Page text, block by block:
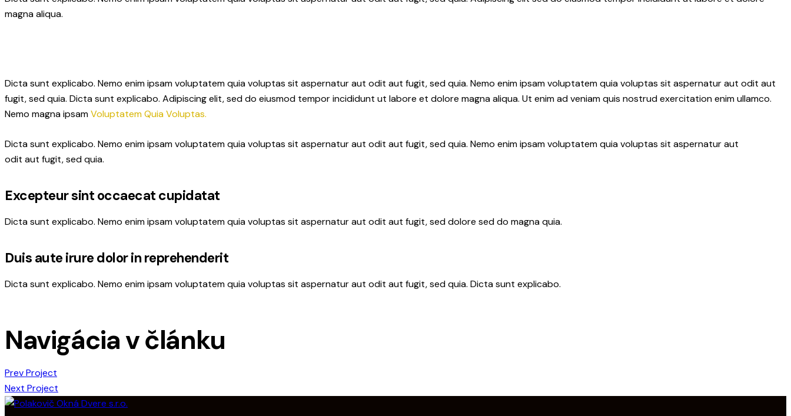
magna aliqua.
Dicta sunt explicabo. Nemo enim ipsam voluptatem quia voluptas sit aspernatur aut odit aut fugit, sed quia. Nemo enim ipsam voluptatem quia voluptas sit aspernatur aut odit aut
fugit, sed quia. Dicta sunt explicabo. Adipiscing elit, sed do eiusmod tempor incididunt ut labore et dolore magna aliqua. Ut enim ad veniam quis nostrud exercitation enim ullamco.
Nemo magna ipsamVoluptatem Quia Voluptas.
Dicta sunt explicabo. Nemo enim ipsam voluptatem quia voluptas sit aspernatur aut odit aut fugit, sed quia. Nemo enim ipsam voluptatem quia voluptas sit aspernatur aut
odit aut fugit, sed quia.
Excepteur sint occaecat cupidatat
Dicta sunt explicabo. Nemo enim ipsam voluptatem quia voluptas sit aspernatur aut odit aut fugit, sed dolore sed do magna quia.
Duis aute irure dolor in reprehenderit
Dicta sunt explicabo. Nemo enim ipsam voluptatem quia voluptas sit aspernatur aut odit aut fugit, sed quia. Dicta sunt explicabo.
Navigácia v článku
Prev Project
Next Project